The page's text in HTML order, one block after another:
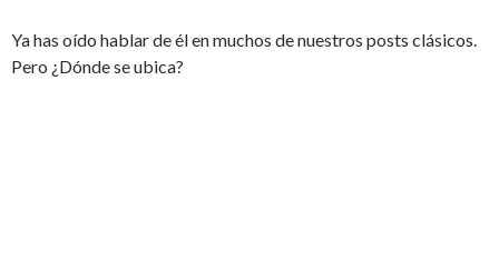
Ya has oído hablar de él en muchos de nuestros posts clásicos.
Pero ¿Dónde se ubica?